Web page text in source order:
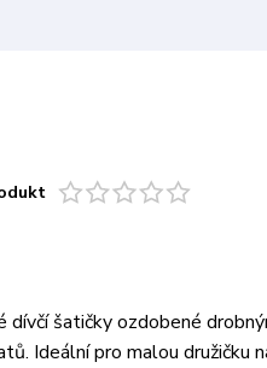
dívčí šatičky ozdobené
Ideální pro malou družičku